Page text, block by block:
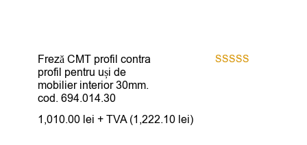
Freză CMT profil contra
profil pentru uși de
mobilier interior 30mm.
cod. 694.014.30
1,010.00 lei + TVA (1,222.10 lei)